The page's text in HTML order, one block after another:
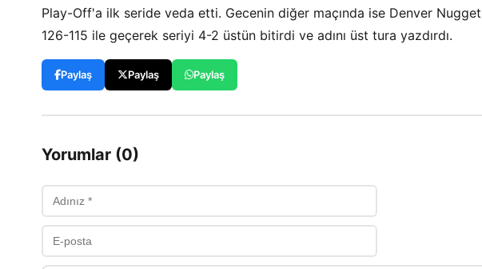
Play-Off'a ilk seride veda etti. Gecenin diğer maçında ise Denver
126-115 ile geçerek seriyi 4-2 üstün bitirdi ve adını üst tura yazdırdı.
Paylaş Paylaş Paylaş
Yorumlar (0)